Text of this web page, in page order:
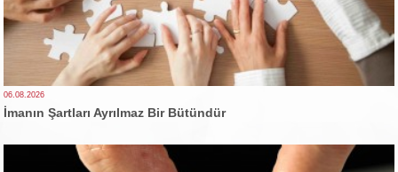
06.08.2026
İmanın Şartları Ayrılmaz Bir Bütündür